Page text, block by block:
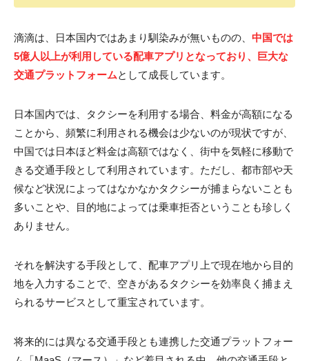
滴滴は、日本国内ではあまり馴染みが無いものの、 中国では
5億人以上が利用している配車アプリとなっており、巨大な
交通プラットフォームとして成長しています。
日本国内では、タクシーを利用する場合、料金が高額になる
ことから、頻繁に利用される機会は少ないのが現状ですが、
中国では日本ほど料金は高額ではなく、街中を気軽に移動で
きる交通手段として利用されています。ただし、都市部や天
候など状況によってはなかなかタクシーが捕まらないことも
多いことや、目的地によっては乗車拒否ということも珍しく
ありません。
それを解決する手段として、配車アプリ上で現在地から目的
地を入力することで、空きがあるタクシーを効率良く捕まえ
られるサービスとして重宝されています。
将来的には異なる交通手段とも連携した交通プラットフォー